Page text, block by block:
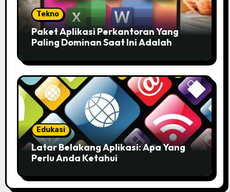
Tekno
Paket Aplikasi Perkantoran Yang
Paling Dominan Saat Ini Adalah
Anda!
Edukasi
Latar Belakang Aplikasi: Apa Yang
Perlu Anda Ketahui